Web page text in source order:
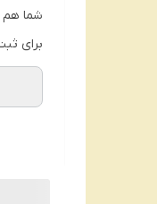
شما هم
برای